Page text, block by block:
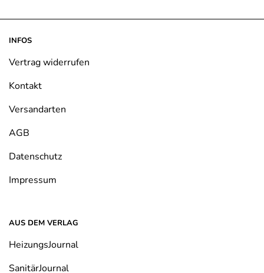
auf.
Optionen
auf
der
Produktseite
gewählt
auf.
INFOS
Vertrag widerrufen
Kontakt
Versandarten
AGB
Datenschutz
Impressum
AUS DEM VERLAG
HeizungsJournal
SanitärJournal